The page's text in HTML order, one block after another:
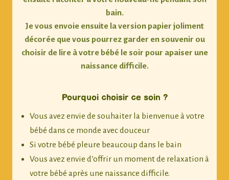
bain.
Je vous envoie ensuite la version papier joliment
décorée que vous pourrez garder en souvenir ou
choisir de lire à votre bébé le soir pour apaiser une
naissance difficile.
Pourquoi choisir ce soin ?
Vous avez envie de souhaiter la bienvenue à votre
bébé dans ce monde avec douceur
Si votre bébé pleure beaucoup dans le bain
Vous avez envie d’offrir un moment de relaxation à
votre bébé après une naissance difficile.